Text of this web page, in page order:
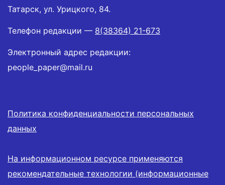
Татарск, ул. Урицкого, 84.
Телефон редакции — 8(38364) 21-673
Электронный адрес редакции:
people_paper@mail.ru
Политика конфиденциальности персональных
данных
На информационном ресурсе применяются
рекомендательные технологии (информационные